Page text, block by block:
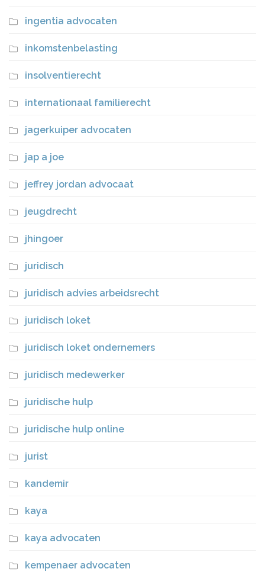
ingentia advocaten
inkomstenbelasting
insolventierecht
internationaal familierecht
jagerkuiper advocaten
jap a joe
jeffrey jordan advocaat
jeugdrecht
jhingoer
juridisch
juridisch advies arbeidsrecht
juridisch loket
juridisch loket ondernemers
juridisch medewerker
juridische hulp
juridische hulp online
jurist
kandemir
kaya
kaya advocaten
kempenaer advocaten